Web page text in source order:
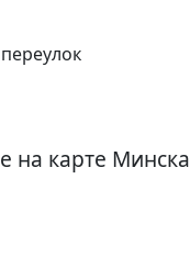
на карте Минска